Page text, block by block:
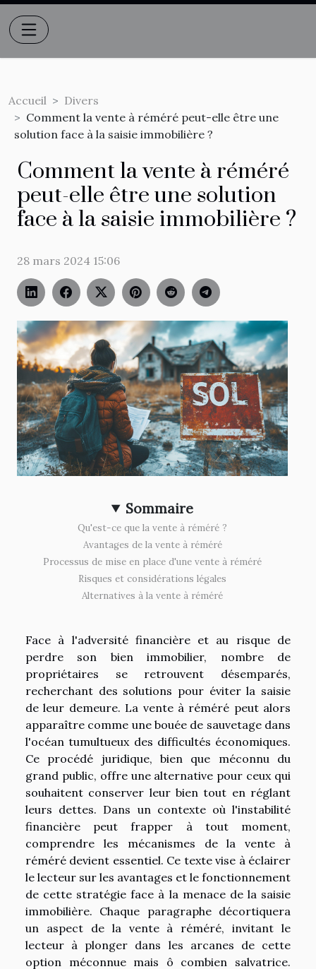
Accueil
Divers
Comment la vente à réméré peut-elle être une
solution face à la saisie immobilière ?
Comment la vente à réméré
peut-elle être une solution
face à la saisie immobilière ?
28 mars 2024 15:06
Sommaire
Qu'est-ce que la vente à réméré ?
Avantages de la vente à réméré
Processus de mise en place d'une vente à réméré
Risques et considérations légales
Alternatives à la vente à réméré
Face à l'adversité financière et au risque de
perdre son bien immobilier, nombre de
propriétaires se retrouvent désemparés,
recherchant des solutions pour éviter la saisie
de leur demeure. La vente à réméré peut alors
apparaître comme une bouée de sauvetage dans
l'océan tumultueux des difficultés économiques.
Ce procédé juridique, bien que méconnu du
grand public, offre une alternative pour ceux qui
souhaitent conserver leur bien tout en réglant
leurs dettes. Dans un contexte où l'instabilité
financière peut frapper à tout moment,
comprendre les mécanismes de la vente à
réméré devient essentiel. Ce texte vise à éclairer
le lecteur sur les avantages et le fonctionnement
de cette stratégie face à la menace de la saisie
immobilière. Chaque paragraphe décortiquera
un aspect de la vente à réméré, invitant le
lecteur à plonger dans les arcanes de cette
option méconnue mais ô combien salvatrice.